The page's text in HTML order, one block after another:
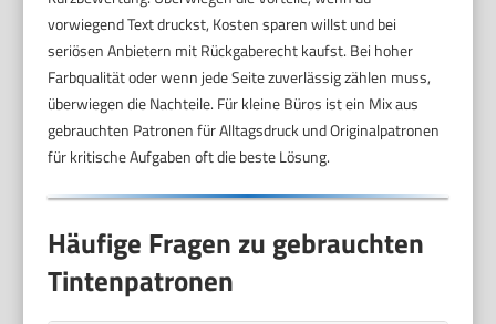
vorwiegend Text druckst, Kosten sparen willst und bei
seriösen Anbietern mit Rückgaberecht kaufst. Bei hoher
Farbqualität oder wenn jede Seite zuverlässig zählen muss,
überwiegen die Nachteile. Für kleine Büros ist ein Mix aus
gebrauchten Patronen für Alltagsdruck und Originalpatronen
für kritische Aufgaben oft die beste Lösung.
Häufige Fragen zu gebrauchten
Tintenpatronen